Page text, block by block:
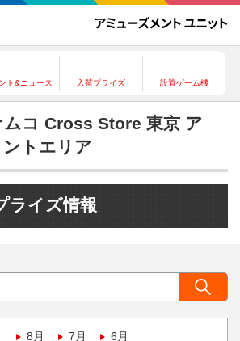
ト&ニュース 入荷プライズ 設置ゲーム機
コ Cross Store 東京 ア
ントエリア
ライズ情報
8月 7月 6月